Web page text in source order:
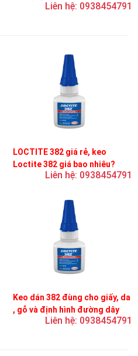
đàn hồi và nhựaLiên hệ: 0938454791
LOCTITE 382 giá rẻ, keo
Loctite 382 giá bao nhiêu?
Liên hệ: 0938454791
Keo dán 382 đùng cho giấy, da
, gỗ và định hình đường dây
trên bản mạchLiên hệ: 0938454791